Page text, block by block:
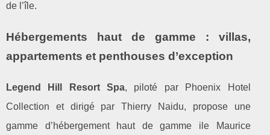
de l’île.
Hébergements haut de gamme : villas,
appartements et penthouses d’exception
Legend Hill Resort Spa, piloté par Phoenix Hotel
Collection et dirigé par Thierry Naidu, propose une
gamme d’hébergement haut de gamme ile Maurice